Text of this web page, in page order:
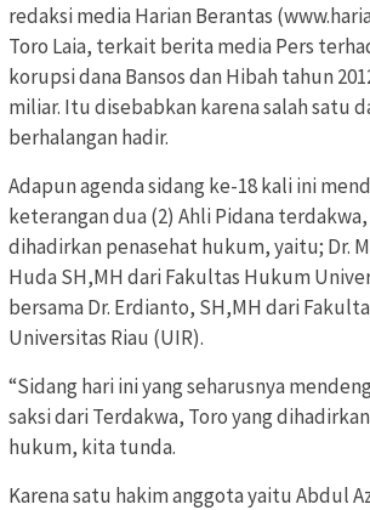
redaksi media Harian Berantas
Toro Laia, terkait berita media Pers
korupsi dana Bansos dan Hibah tahun
miliar. Itu disebabkan karena salah satu
berhalangan hadir.
Adapun agenda sidang ke-18 kali ini
keterangan dua (2) Ahli Pidana
dihadirkan penasehat hukum, yaitu; Dr.
Huda SH,MH dari Fakultas Hukum
bersama Dr. Erdianto, SH,MH dari
Universitas Riau (UIR).
“Sidang hari ini yang seharusnya
saksi dari Terdakwa, Toro yang
hukum, kita tunda.
Karena satu hakim anggota yaitu Abdul